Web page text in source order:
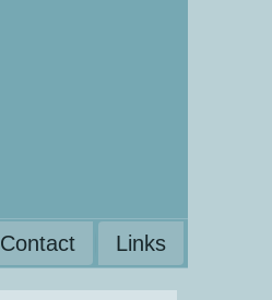
Contact Links